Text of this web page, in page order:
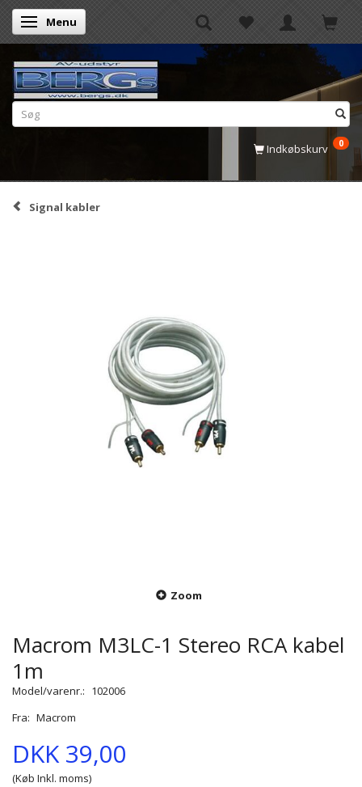
Skifte navigation
Menu
Indkøbskurv 0
Signal kabler
Zoom
Macrom M3LC-1 Stereo RCA kabel
1m
Model/varenr.: 102006
Fra: Macrom
DKK 39,00
(Køb Inkl. moms)